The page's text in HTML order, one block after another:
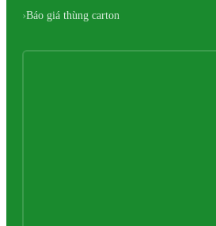
Báo giá thùng carton